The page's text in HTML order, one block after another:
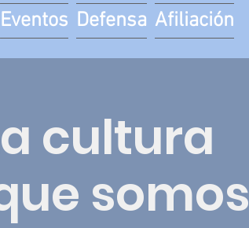
Eventos Defensa Afiliación
cultura
somos